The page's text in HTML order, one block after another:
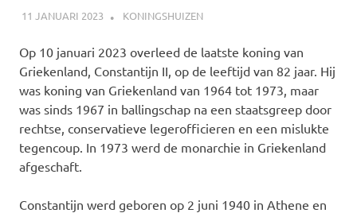
11 JANUARI 2023 MARJOLEIN
KONINGSHUIZEN
Op 10 januari 2023 overleed de laatste koning van
Griekenland, Constantijn II, op de leeftijd van 82 jaar. Hij
was koning van Griekenland van 1964 tot 1973, maar
was sinds 1967 in ballingschap na een staatsgreep door
rechtse, conservatieve legerofficieren en een mislukte
tegencoup. In 1973 werd de monarchie in Griekenland
afgeschaft.
Constantijn werd geboren op 2 juni 1940 in Athene en